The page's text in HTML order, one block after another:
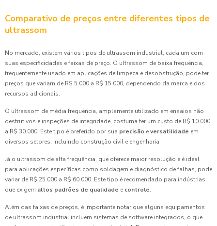
Comparativo de preços entre diferentes tipos de
ultrassom
No mercado, existem vários tipos de ultrassom industrial, cada um com
suas especificidades e faixas de preço. O ultrassom de baixa frequência,
frequentemente usado em aplicações de limpeza e desobstrução, pode ter
preços que variam de R$ 5.000 a R$ 15.000, dependendo da marca e dos
recursos adicionais.
O ultrassom de média frequência, amplamente utilizado em ensaios não
destrutivos e inspeções de integridade, costuma ter um custo de R$ 10.000
a R$ 30.000. Este tipo é preferido por sua precisão eversatilidade em
diversos setores, incluindo construção civil e engenharia.
Já o ultrassom de alta frequência, que oferece maior resolução e é ideal
para aplicações específicas como soldagem e diagnóstico de falhas, pode
variar de R$ 25.000 a R$ 60.000. Este tipo é recomendado para indústrias
que exigem altos padrões de qualidade e controle.
Além das faixas de preços, é importante notar que alguns equipamentos
de ultrassom industrial incluem sistemas de software integrados, o que